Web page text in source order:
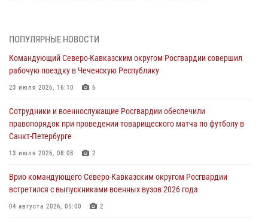
проходит в Сибири
09 августа 2026, 04:00
Поклонной горе в Москве (видео)
08 августа 2026, 14:10 3
В ЛНР росгвардейцы провели тренировку по единоборствам для
08 августа 2026, 13:00 1
Сотрудники Росгвардии присоединились к утренней разминке у
ПОПУЛЯРНЫЕ НОВОСТИ
Командующий Северо-Кавказским округом Росгвардии совершил
рабочую поездку в Чеченскую Республику
23 июля 2026, 16:10 6
Сотрудники и военнослужащие Росгвардии обеспечили
правопорядок при проведении товарищеского матча по футболу в
Санкт-Петербурге
13 июля 2026, 08:08 2
Врио командующего Северо-Кавказским округом Росгвардии
встретился с выпускниками военных вузов 2026 года
04 августа 2026, 05:00 2